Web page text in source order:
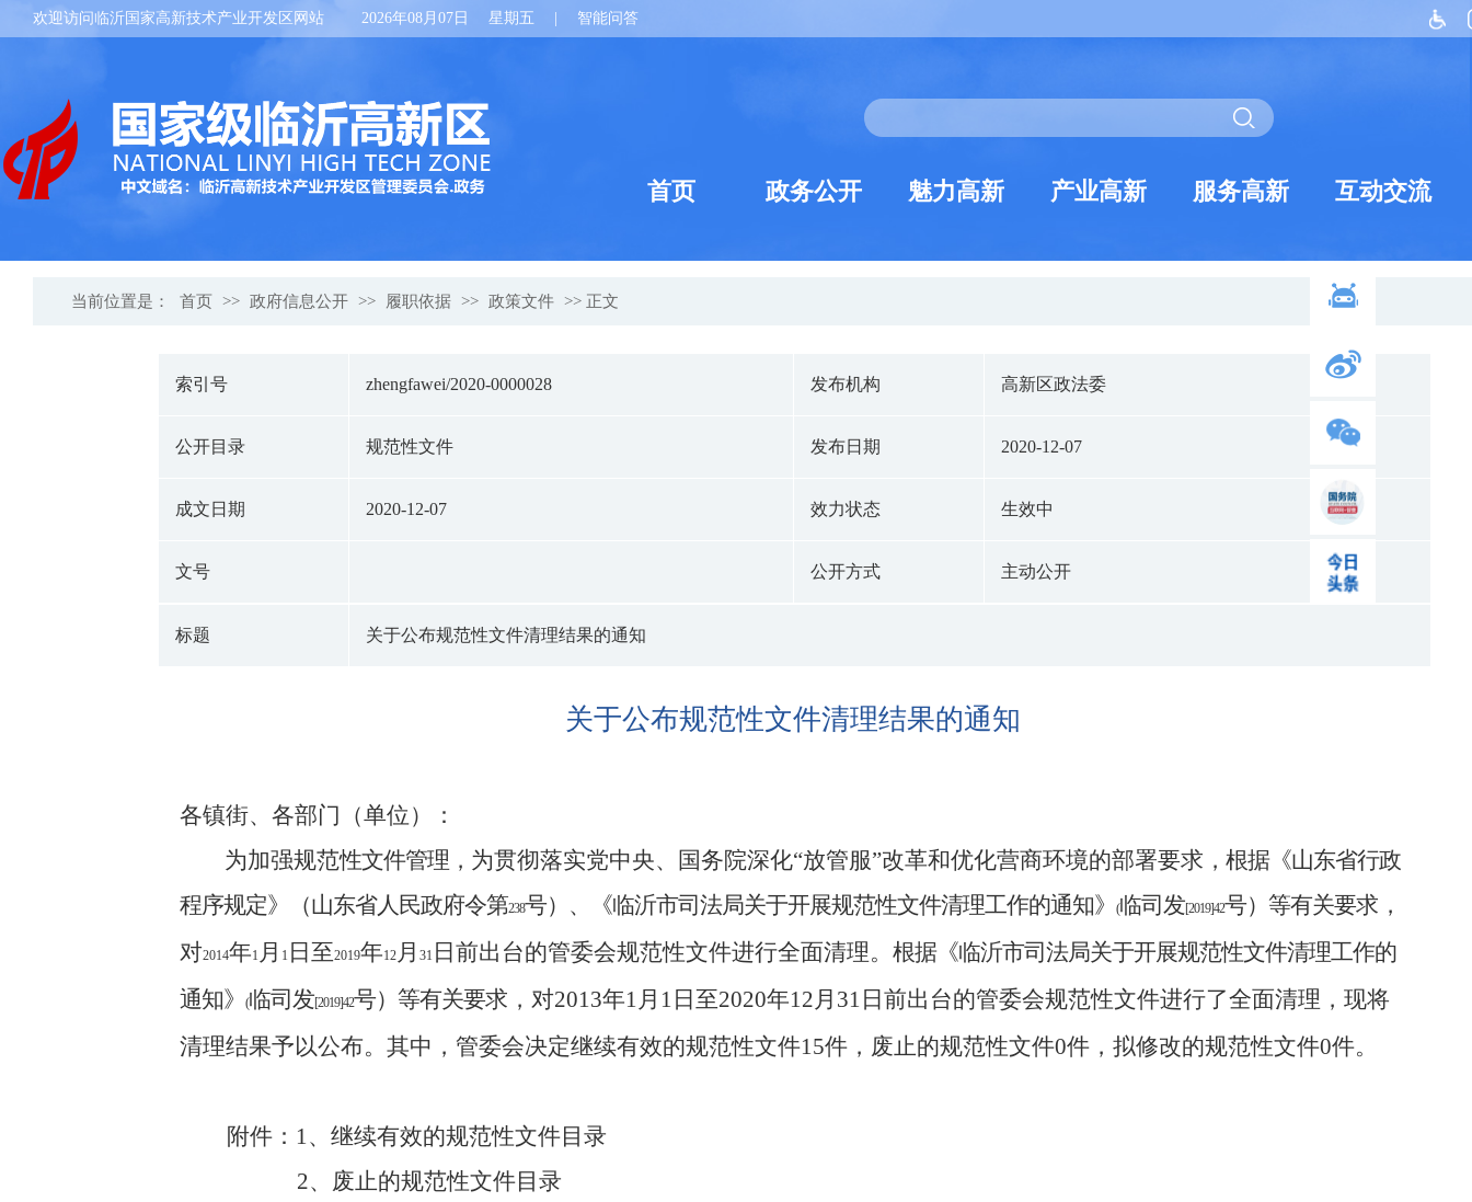
欢迎访问临沂国家高新技术产业开发区网站 2026年08月07日 星期五 智能问答
首页 政务公开 魅力高新 产业高新 服务高新 互动交流
当前位置是： 首页 >> 政府信息公开 >> 履职依据 >> 政策文件 >> 正文
索引号 zhengfawei/2020-0000028 发布机构 高新区政法委
公开目录 规范性文件 发布日期 2020-12-07
成文日期 2020-12-07 效力状态 生效中
文号 公开方式 主动公开
标题 关于公布规范性文件清理结果的通知
关于公布规范性文件清理结果的通知
各镇街、各部门（单位）：
为加强规范性文件管理， 为贯彻落实党中央、国务院深化“放管服”改革和优化营商环境的部署要求 ，根据《山东省行政
程序规定》（山东省人民政府令第238号）、《临沂市司法局关于开展规范性文件清理工作的通知》 (临司发[2019]42号）等有关要求，
对2014年1 月 1 日至2019年12月 31 日前出台的管委会规范性文件进行全面清理。 根据《临沂市司法局关于开展规范性文件清理工作的
通知》
(临司发[2019]42号） 等有关要求，对2013年1月 1 日至2020年12月 31 日前出台的管委会规范性文件进行了全面清理，现将
清理结果予以公布。其中，管委会决定继续有效的规范性文件15件，废止的规范性文件0件，拟修改的规范性文件0件。
附件： 1、继续有效的规范性文件目录
2、废止的规范性文件目录